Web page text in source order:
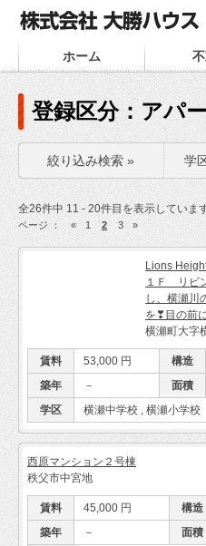
ホーム
登録区分：アパ
絞り込み検索 » 学
全26件中 11 - 20件目を表示していま
ページ ： « 1 2 3 »
Lions
１Ｆ リビ
し、横瀬川
を❣目の前
横瀬町大字
賃料 53,000 円 構造
築年
－ 面積
学区 横瀬中学校 , 横瀬小学校
西原マンション２号棟
秩父市中宮地
賃料 45,000 円 構造
築年
－ 面積